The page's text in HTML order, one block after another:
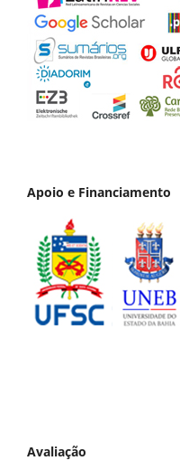
Apoio e Financiamento
Avaliação